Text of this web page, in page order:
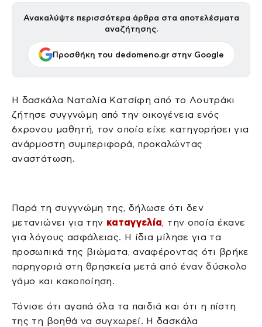
Ανακαλύψτε περισσότερα άρθρα στα αποτελέσματα
αναζήτησης.
Προσθήκη του dedomeno.gr στην Google
Η δασκάλα Ναταλία Κατσίφη από το Λουτράκι
ζήτησε συγγνώμη από την οικογένεια ενός
6χρονου μαθητή, τον οποίο είχε κατηγορήσει για
ανάρμοστη συμπεριφορά, προκαλώντας
αναστάτωση.
Παρά τη συγγνώμη της, δήλωσε ότι δεν
μετανιώνει για την καταγγελία, την οποία έκανε
για λόγους ασφάλειας. Η ίδια μίλησε για τα
προσωπικά της βιώματα, αναφέροντας ότι βρήκε
παρηγοριά στη θρησκεία μετά από έναν δύσκολο
γάμο και κακοποίηση.
Τόνισε ότι αγαπά όλα τα παιδιά και ότι η πίστη
της τη βοηθά να συγχωρεί. Η δασκάλα